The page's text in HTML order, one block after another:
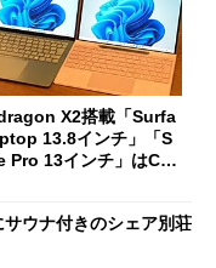
X2搭載「Surfa
13.8インチ」「S
Pro 13インチ」はCop
ウナ付きのシェア別荘